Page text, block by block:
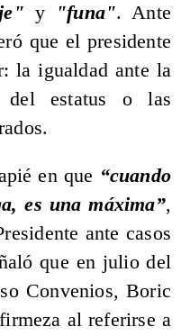
y "funa". Ante
que el presidente
la igualdad ante la
del estatus o las
en que “cuando
es una máxima”,
ante casos
que en julio del
Convenios, Boric
al referirse a